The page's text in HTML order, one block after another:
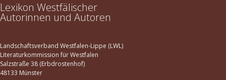
Lexikon Westfälischer
Autorinnen und Autoren
Landschaftsverband Westfalen-Lippe (LWL)
Literaturkommission für Westfalen
Salzstraße 38 (Erbdrostenhof)
48133 Münster